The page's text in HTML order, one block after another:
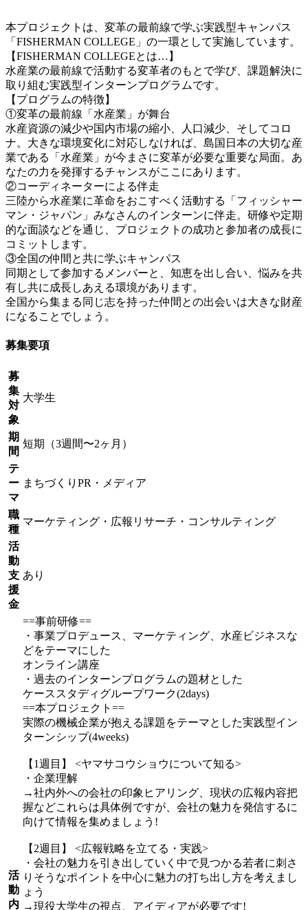
本プロジェクトは、変革の最前線で学ぶ実践型キャンパス
「FISHERMAN COLLEGE」の一環として実施しています。
【FISHERMAN COLLEGEとは…】
水産業の最前線で活動する変革者のもとで学び、課題解決に
取り組む実践型インターンプログラムです。
【プログラムの特徴】
①変革の最前線「水産業」が舞台
水産資源の減少や国内市場の縮小、人口減少、そしてコロ
ナ。大きな環境変化に対応しなければ、島国日本の大切な産
業である「水産業」が今まさに変革が必要な重要な局面。あ
なたの力を発揮するチャンスがここにあります。
②コーディネーターによる伴走
三陸から水産業に革命をおこすべく活動する「フィッシャー
マン・ジャパン」みなさんのインターンに伴走。研修や定期
的な面談などを通じ、プロジェクトの成功と参加者の成長に
コミットします。
③全国の仲間と共に学ぶキャンパス
同期として参加するメンバーと、知恵を出し合い、悩みを共
有し共に成長しあえる環境があります。
全国から集まる同じ志を持った仲間との出会いは大きな財産
になることでしょう。
募集要項
募
集
対
象
大学生
期
間
短期（3週間〜2ヶ月）
テ
ー
マ
まちづくり PR・メディア
職
種
マーケティング・広報 リサーチ・コンサルティング
活
動
支
援
金
あり
活
動
内
==事前研修==
・事業プロデュース、マーケティング、水産ビジネスな
どをテーマにした
オンライン講座
・過去のインターンプログラムの題材とした
ケーススタディグループワーク(2days)
==本プロジェクト==
実際の機械企業が抱える課題をテーマとした実践型イン
ターンシップ(4weeks)
【1週目】 <ヤマサコウショウについて知る>
・企業理解
→社内外への会社の印象ヒアリング、現状の広報内容把
握などこれらは具体例ですが、会社の魅力を発信するに
向けて情報を集めましょう!
【2週目】 <広報戦略を立てる・実践>
・会社の魅力を引き出していく中で見つかる若者に刺さ
りそうなポイントを中心に魅力の打ち出し方を考えまし
ょう
→現役大学生の視点、アイディアが必要です!